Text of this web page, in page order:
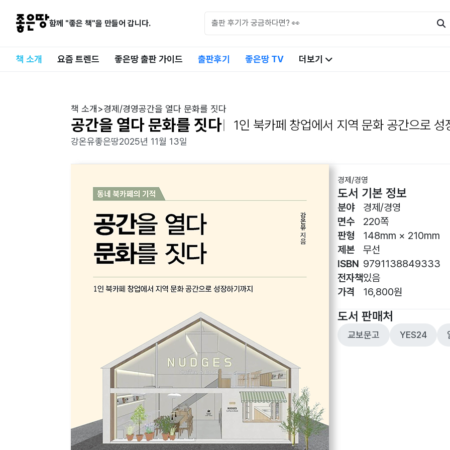
함께 "좋은 책"을 만들어 갑니다.
책 소개 요즘 트렌드 좋은땅 출판 가이드 출판후기 좋은땅 TV 더보기
책 소개 >경제/경영공간을 열다 문화를 짓다
공간을 열다 문화를 짓다 1인 북카페 창업에서 지역 문화 공간으로 성
강온유좋은땅2025년 11월 13일
경제/경영
도서 기본 정보
분야
면수
판형
제본
ISBN
전자책
가격
경제/경영
220쪽
148mm × 210mm
무선
9791138849333
있음
16,800원
도서 판매처
교보문고 YES24